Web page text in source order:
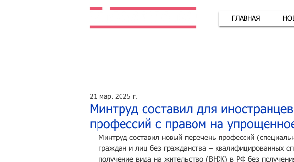
ГЛАВНАЯ
Минтруд составил для
профессий с правом на
21 мар. 2025 г.
Минтруд составил новый перечень профессий
граждан и лиц без гражданства – квалифицированных
получение вида на жительство (ВНЖ) в РФ без